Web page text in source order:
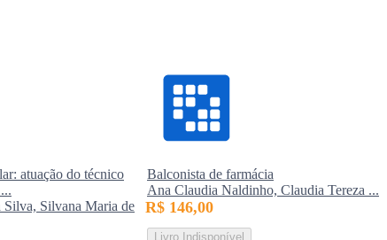
atuação do técnico
Silva, Silvana Maria de
Balconista de farmácia
Ana Claudia Naldinho, Claudia Tereza ...
R$ 146,00
Livro Indisponível